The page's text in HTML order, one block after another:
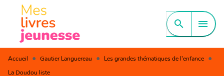
MENU CONTENU
PIED DE PAGE
search menu
Accueil • Gautier Languereau • Les grandes thématiques de l'enfance •
La Doudou liste